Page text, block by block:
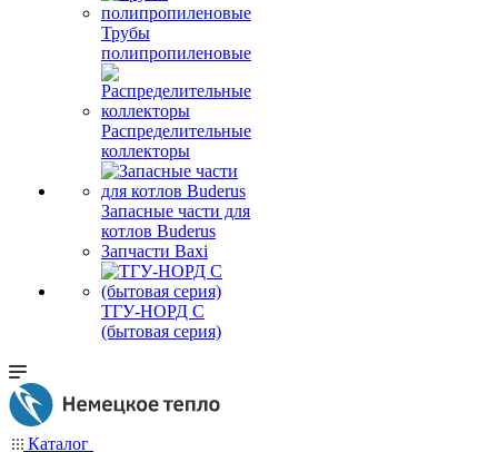
Трубы
полипропиленовые
Распределительные
коллекторы
Запасные части для
котлов Buderus
Запчасти Baxi
ТГУ-НОРД С
(бытовая серия)
Каталог